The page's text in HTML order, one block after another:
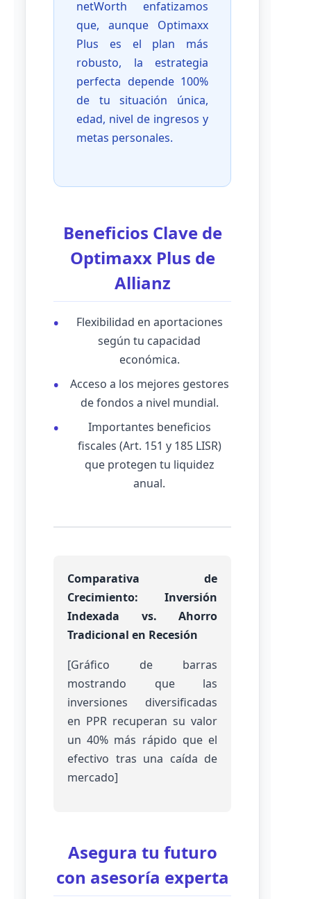
netWorth enfatizamos
que, aunque Optimaxx
Plus es el plan más
robusto, la estrategia
perfecta depende 100%
de tu situación única,
edad, nivel de ingresos y
metas personales.
Beneficios Clave de
Optimaxx Plus de
Allianz
Flexibilidad en aportaciones
según tu capacidad
económica.
Acceso a los mejores gestores
de fondos a nivel mundial.
Importantes beneficios
fiscales (Art. 151 y 185 LISR)
que protegen tu liquidez
anual.
Comparativa de
Crecimiento: Inversión
Indexada vs. Ahorro
Tradicional en Recesión
[Gráfico de barras
mostrando que las
inversiones diversificadas
en PPR recuperan su valor
un 40% más rápido que el
efectivo tras una caída de
mercado]
Asegura tu futuro
con asesoría experta